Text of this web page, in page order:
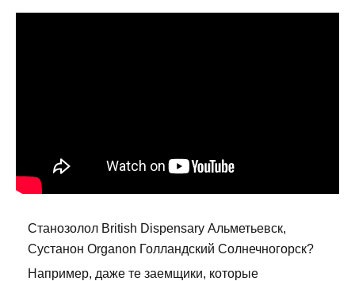
Станозолол British Dispensary Альметьевск,
Сустанон Organon Голландский Солнечногорск?
Например, даже те заемщики, которые